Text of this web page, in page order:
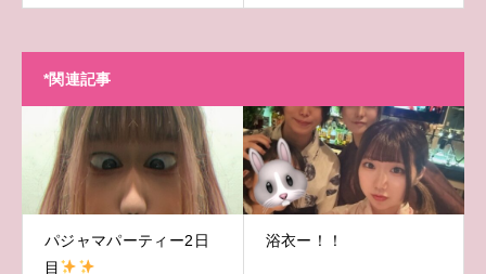
*関連記事
パジャマパーティー2日
目
浴衣ー！！